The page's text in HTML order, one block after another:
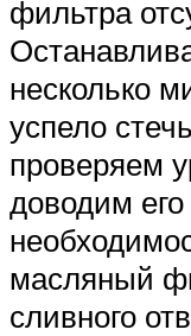
фильтра
несколько
успело
проверяем
доводим
масляный
сливного